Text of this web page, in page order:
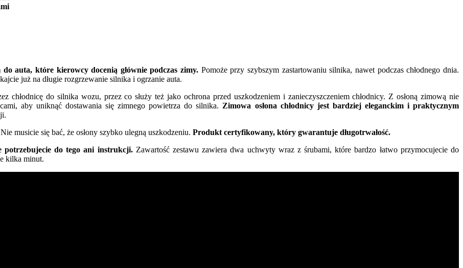
auta, które kierowcy docenią głównie podczas zimy. Pomoże przy szybszym zastartowaniu silnika, nawet podczas chłodnego dnia.
już na długie rozgrzewanie silnika i ogrzanie auta.
chłodnicę do silnika wozu, przez co służy też jako ochrona przed uszkodzeniem i zanieczyszczeniem chłodnicy. Z osłoną zimową nie
aby uniknąć dostawania się zimnego powietrza do silnika. Zimowa osłona chłodnicy jest bardziej eleganckim i praktycznym
Nie musicie się bać, że osłony szybko ulegną uszkodzeniu. Produkt certyfikowany, który gwarantuje długotrwałość.
potrzebujecie do tego ani instrukcji.Zawartość zestawu zawiera dwa uchwyty wraz z śrubami, które bardzo łatwo przymocujecie do
kilka minut.